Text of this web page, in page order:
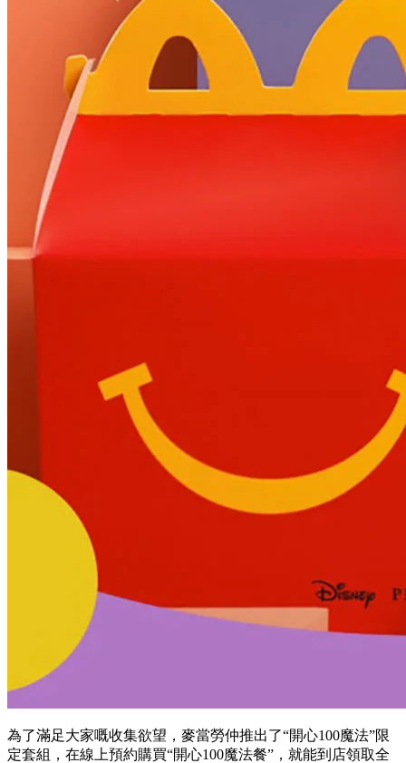
為了滿足大家嘅收集欲望，麥當勞仲推出了“開心100魔法”限
定套組，在線上預約購買“開心100魔法餐”，就能到店領取全